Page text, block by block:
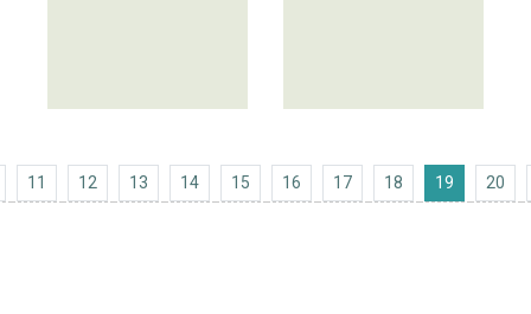
10
11 12 13 14 15 16 17 18 19 20